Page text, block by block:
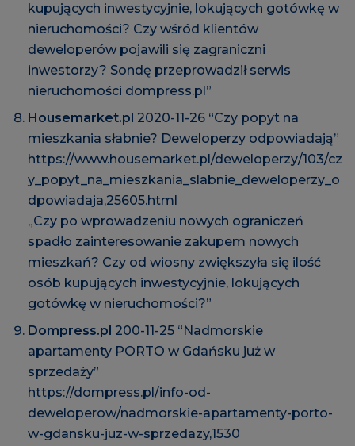
kupujących inwestycyjnie, lokujących gotówkę w
nieruchomości? Czy wśród klientów
deweloperów pojawili się zagraniczni
inwestorzy? Sondę przeprowadził serwis
nieruchomości dompress.pl”
Housemarket.pl 2020-11-26 “Czy popyt na
mieszkania słabnie? Deweloperzy odpowiadają”
https://www.housemarket.pl/deweloperzy/103/cz
y_popyt_na_mieszkania_slabnie_deweloperzy_o
dpowiadaja,25605.html
„Czy po wprowadzeniu nowych ograniczeń
spadło zainteresowanie zakupem nowych
mieszkań? Czy od wiosny zwiększyła się ilość
osób kupujących inwestycyjnie, lokujących
gotówkę w nieruchomości?”
Dompress.pl 200-11-25 “Nadmorskie
apartamenty PORTO w Gdańsku już w
sprzedaży”
https://dompress.pl/info-od-
deweloperow/nadmorskie-apartamenty-porto-
w-gdansku-juz-w-sprzedazy,1530